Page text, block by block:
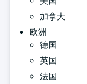
加拿大
欧洲
德国
英国
法国